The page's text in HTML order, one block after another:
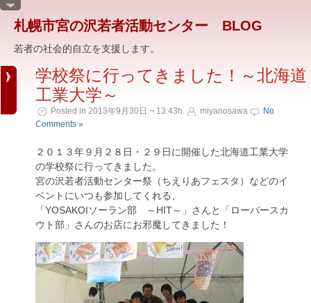
札幌市宮の沢若者活動センター BLOG
若者の社会的自立を支援します。
学校祭に行ってきました！～北海道
工業大学～
Posted in 2013年9月30日 ¬ 13:43h. miyanosawa
No
Comments »
２０１３年９月２８日・２９日に開催した北海道工業大学
の学校祭に行ってきました。
宮の沢若者活動センター祭（ちえりあフェスタ）などのイ
ベントにいつも参加してくれる、
「YOSAKOIソーラン部 ～HIT～」さんと「ローバースカ
ウト部」さんのお店にお邪魔してきました！